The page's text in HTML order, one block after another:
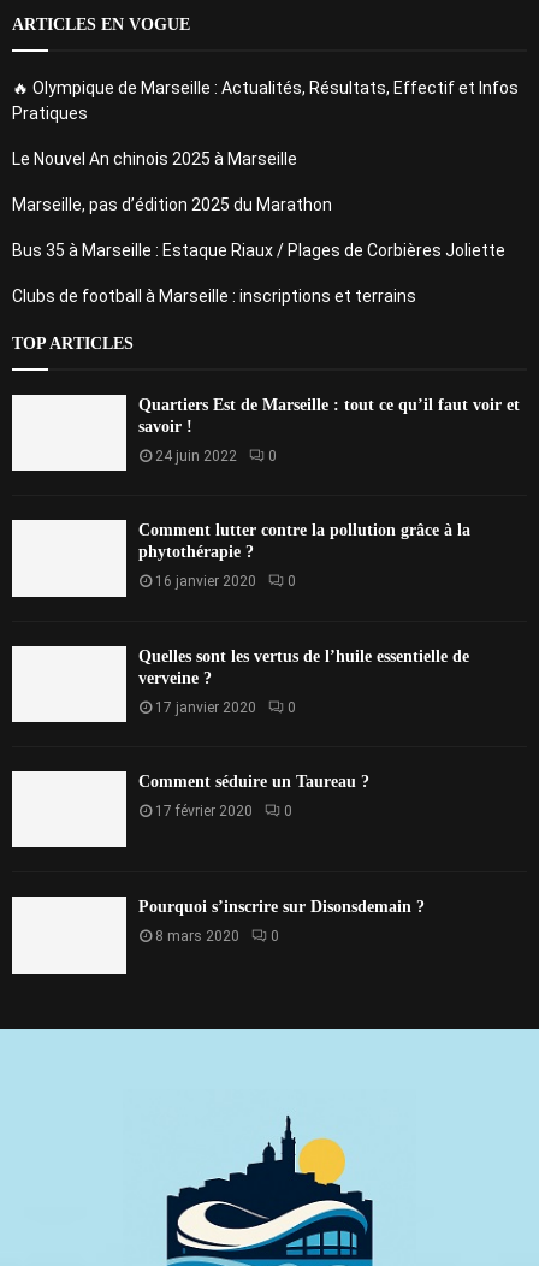
ARTICLES EN VOGUE
🔥 Olympique de Marseille : Actualités, Résultats, Effectif et Infos
Pratiques
Le Nouvel An chinois 2025 à Marseille
Marseille, pas d’édition 2025 du Marathon
Bus 35 à Marseille : Estaque Riaux / Plages de Corbières Joliette
Clubs de football à Marseille : inscriptions et terrains
TOP ARTICLES
Quartiers Est de Marseille : tout ce qu’il faut voir et
savoir !
24 juin 2022 0
Comment lutter contre la pollution grâce à la
phytothérapie ?
16 janvier 2020 0
Quelles sont les vertus de l’huile essentielle de
verveine ?
17 janvier 2020 0
Comment séduire un Taureau ?
17 février 2020 0
Pourquoi s’inscrire sur Disonsdemain ?
8 mars 2020 0